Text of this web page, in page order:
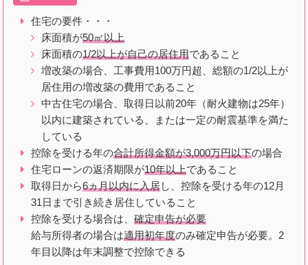
住宅の要件・・・
床面積が50㎡以上
床面積の1/2以上が自己の居住用であること
増改築の場合、工事費用100万円超、総額の1/2以上が
居住用の増改築の費用であること
中古住宅の場合、取得日以前20年（耐火建物は25年）
以内に建築されている、または一定の耐震基準を満た
している
控除を受ける年の合計所得金額が3,000万円以下の場合
住宅ローンの返済期限が10年以上であること
取得日から6ヵ月以内に入居し、控除を受ける年の12月
31日まで引き続き居住していること
控除を受ける場合は、確定申告が必要
給与所得者の場合は適用初年度のみ確定申告が必要。2
年目以降は年末調整で控除できる